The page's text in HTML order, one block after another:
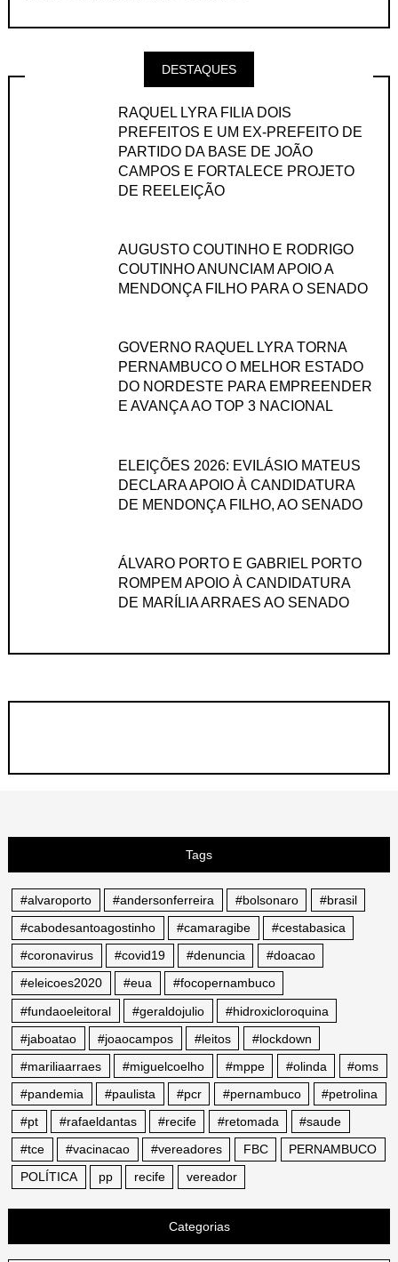
DESTAQUES
RAQUEL LYRA FILIA DOIS
PREFEITOS E UM EX-PREFEITO DE
PARTIDO DA BASE DE JOÃO
CAMPOS E FORTALECE PROJETO
DE REELEIÇÃO
AUGUSTO COUTINHO E RODRIGO
COUTINHO ANUNCIAM APOIO A
MENDONÇA FILHO PARA O SENADO
GOVERNO RAQUEL LYRA TORNA
PERNAMBUCO O MELHOR ESTADO
DO NORDESTE PARA EMPREENDER
E AVANÇA AO TOP 3 NACIONAL
ELEIÇÕES 2026: EVILÁSIO MATEUS
DECLARA APOIO À CANDIDATURA
DE MENDONÇA FILHO, AO SENADO
ÁLVARO PORTO E GABRIEL PORTO
ROMPEM APOIO À CANDIDATURA
DE MARÍLIA ARRAES AO SENADO
Tags
#alvaroporto #andersonferreira #bolsonaro
#brasil
#cabodesantoagostinho
#camaragibe
#cestabasica
#coronavirus
#covid19 #denuncia
#doacao
#eleicoes2020
#eua
#focopernambuco
#fundaoeleitoral
#geraldojulio
#hidroxicloroquina
#jaboatao
#joaocampos #leitos
#lockdown
#mariliaarraes
#miguelcoelho #mppe #olinda
#oms
#pandemia
#paulista #pcr #pernambuco
#petrolina
#pt
#rafaeldantas #recife #retomada
#saude
#tce
#vacinacao #vereadores FBC
PERNAMBUCO
POLÍTICA
pp recife vereador
Categorias